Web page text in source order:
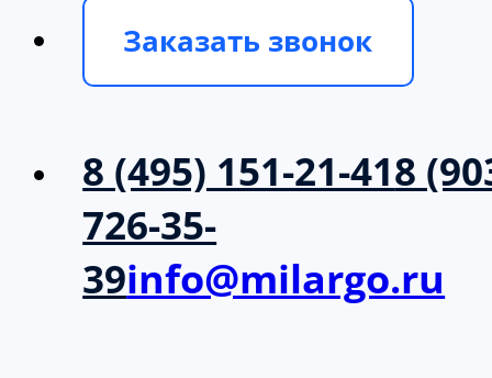
Заказать звонок
8 (495) 151-21-418
726-35-
39info@milargo.ru